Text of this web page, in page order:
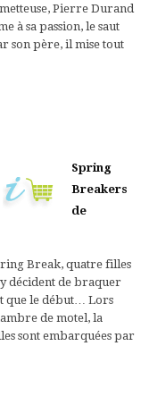
Pierre Durand
à sa passion, le saut
son père, il mise tout
Spring
Breakers
de
Break, quatre filles
décident de braquer
que le début… Lors
de motel, la
sont embarquées par